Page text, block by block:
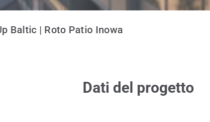
Baltic | Roto Patio Inowa
Dati del progetto